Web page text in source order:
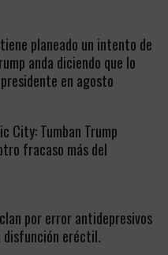
planeado un intento de
anda diciendo que lo
en agosto
City: Tumban Trump
fracaso más del
por error antidepresivos
disfunción eréctil.